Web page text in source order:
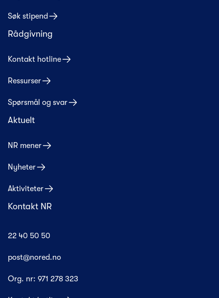
Søk stipend
Rådgivning
Kontakt hotline
Ressurser
Spørsmål og svar
Aktuelt
NR mener
Nyheter
Aktiviteter
Kontakt NR
22 40 50 50
post@nored.no
Org. nr: 971 278 323